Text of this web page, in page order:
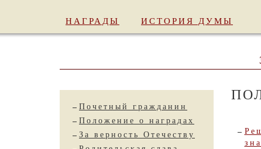
НАГРАДЫ ИСТОРИЯ ДУМЫ
Почетный гражданин
Положение о наградах
За верность Отечеству